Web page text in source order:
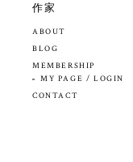
作家
ABOUT
BLOG
MEMBERSHIP
MY PAGE / LOGIN
CONTACT